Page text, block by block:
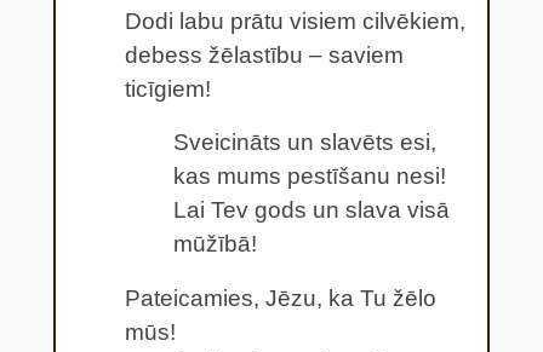
Dodi labu prātu visiem cilvēkiem,
debess žēlastību – saviem
ticīgiem!
Sveicināts un slavēts esi,
kas mums pestīšanu nesi!
Lai Tev gods un slava visā
mūžībā!
Pateicamies, Jēzu, ka Tu žēlo
mūs!